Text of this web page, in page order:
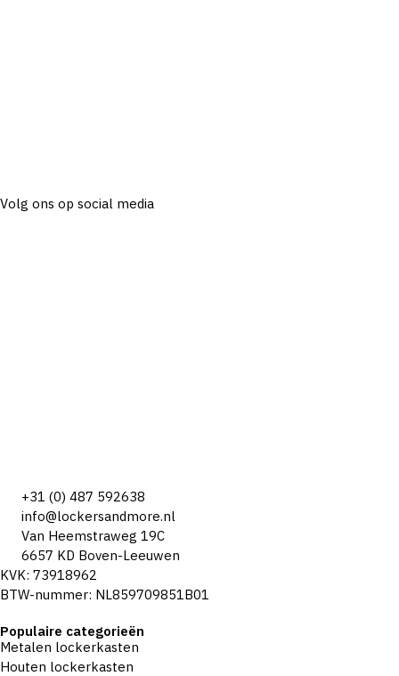
Volg ons op social media
+31 (0) 487 592638
info@lockersandmore.nl
Van Heemstraweg 19C
6657 KD Boven-Leeuwen
KVK: 73918962
BTW-nummer: NL859709851B01
Populaire categorieën
Metalen lockerkasten
Houten lockerkasten